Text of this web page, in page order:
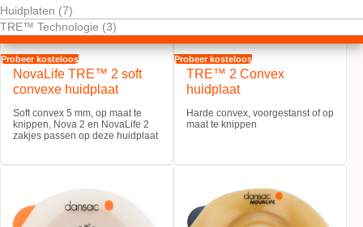
Huidplaten (7)
TRE™ Technologie (3)
Probeer kosteloos
NovaLife TRE™ 2 soft
convexe huidplaat
Soft convex 5 mm, op maat te
knippen, Nova 2 en NovaLife 2
zakjes passen op deze huidplaat
Probeer kosteloos
TRE™ 2 Convex
huidplaat
Harde convex, voorgestanst of op
maat te knippen